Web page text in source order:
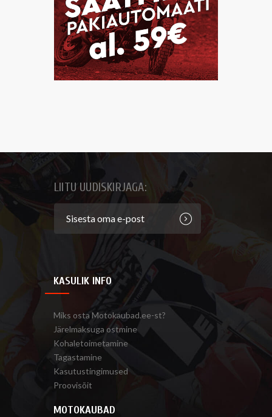
LIITU UUDISKIRJAGA:
KASULIK INFO
Miks osta Motokaubad.ee-st?
Järelmaksuga ostmine
Kohaletoimetamine
Tagastamine
Kasutustingimused
Proovisõit
MOTOKAUBAD